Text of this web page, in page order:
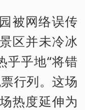
被网络误传
区并未冷冰
乎乎地“将错
行列。这场
热度延伸为